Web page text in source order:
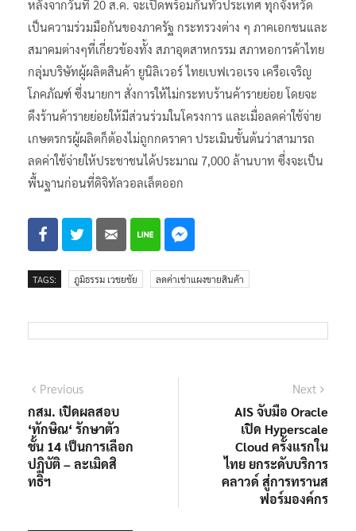
หลังจากวันที่ 20 ส.ค. จะเปิดพร้อมกันทั่วประเทศ ทุกจังหวัด
เป็นความร่วมมือกันของภาครัฐ กระทรวงต่าง ๆ ภาคเอกชนและ
สมาคมต่างๆที่เกี่ยวข้องทั้ง สภาอุตสาหกรรม สภาหอการค้าไทย
กลุ่มบริษัทผู้ผลิตสินค้า ยูนิลิเวอร์ ไทยเบฟเวอเรจ เครือเจริญ
โภคภัณฑ์ ซึ่งนายกฯ สั่งการให้ไม่กระทบร้านค้ารายย่อย โดยจะ
ดึงร้านค้ารายย่อยให้มีส่วนร่วมในโครงการ และเมื่อลดค่าใช้จ่าย
เกษตรกรผู้ผลิตก็ต้องไม่ถูกกดราคา ประเมินขั้นต้นว่าสามารถ
ลดค่าใช้จ่ายให้ประชาชนได้ประมาณ 7,000 ล้านบาท ซึ่งจะเป็น
พื้นฐานก่อนที่ดิจิทัลวอลเล็ตออก
TAGS: ภูมิธรรม เวชยชัย ลดค่าเช่าแผงขายสินค้า
แนะแนว
เรื่อง
PreviousPrevious
post:
กสม. เปิดผลสอบ
‘ทักษิณ‘ รักษาตัว
ชั้น 14 เป็นการเลือก
ปฏิบัติ – ละเมิดสิ
ทธิฯ
Next
post:
AIS จับมือ Oracle
เปิด Hyperscale
Cloud ครั้งแรกใน
ไทย ยกระดับบริการ
คลาวด์ สู่การทรานส
ฟอร์มองค์กร